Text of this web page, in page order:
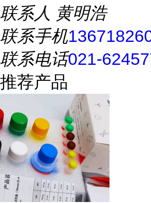
联系人 黄明浩
联系手机
联系电话021-
推荐产品